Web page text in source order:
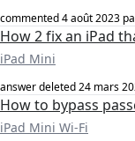
commented4 août 2023
How 2 fix an iPad
iPad Mini
answer deleted24 mars
How to bypass
iPad Mini Wi-Fi